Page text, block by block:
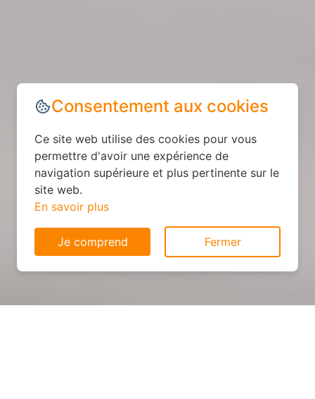
Consentement aux cookies
Ce site web utilise des cookies pour vous
permettre d'avoir une expérience de
navigation supérieure et plus pertinente sur le
site web.
En savoir plus
Je comprend Fermer